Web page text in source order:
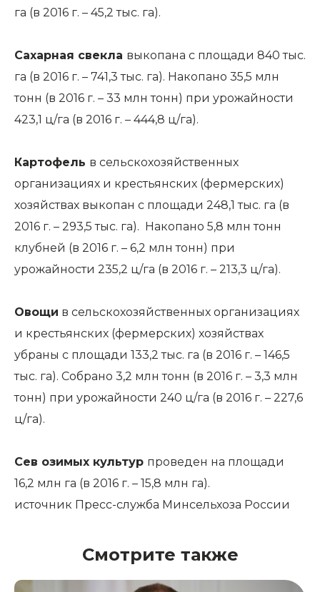
га (в 2016 г. – 45,2 тыс. га).
Сахарная свекла выкопана с площади 840 тыс.
га (в 2016 г. – 741,3 тыс. га). Накопано 35,5 млн
тонн (в 2016 г. – 33 млн тонн) при урожайности
423,1 ц/га (в 2016 г. – 444,8 ц/га).
Картофель в сельскохозяйственных
организациях и крестьянских (фермерских)
хозяйствах выкопан с площади 248,1 тыс. га (в
2016 г. – 293,5 тыс. га). Накопано 5,8 млн тонн
клубней (в 2016 г. – 6,2 млн тонн) при
урожайности 235,2 ц/га (в 2016 г. – 213,3 ц/га).
Овощи в сельскохозяйственных организациях
и крестьянских (фермерских) хозяйствах
убраны с площади 133,2 тыс. га (в 2016 г. – 146,5
тыс. га). Собрано 3,2 млн тонн (в 2016 г. – 3,3 млн
тонн) при урожайности 240 ц/га (в 2016 г. – 227,6
ц/га).
Сев озимых культур проведен на площади
16,2 млн га (в 2016 г. – 15,8 млн га).
источник Пресс-служба Минсельхоза России
Смотрите также